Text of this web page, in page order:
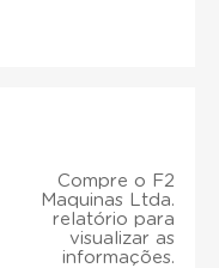
Compre o F2
Maquinas Ltda.
relatório para
visualizar as
informações.